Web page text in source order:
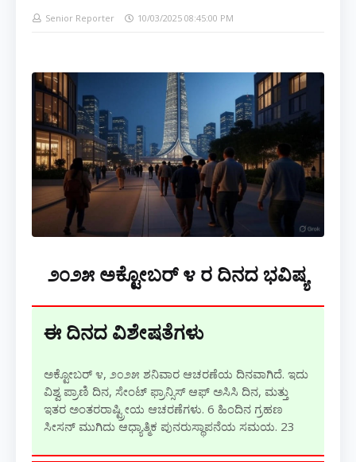
Senior Reporter 10/03/2025 08:45:00 PM
೨೦೨೫ ಅಕ್ಟೋಬರ್ ೪ ರ ದಿನದ ಭವಿಷ್ಯ
ಈ ದಿನದ ವಿಶೇಷತೆಗಳು
ಅಕ್ಟೋಬರ್ ೪, ೨೦೨೫ ಶನಿವಾರ ಆಚರಣೆಯ ದಿನವಾಗಿದೆ. ಇದು
ವಿಶ್ವ ಪ್ರಾಣಿ ದಿನ, ಸೇಂಟ್ ಫ್ರಾನ್ಸಿಸ್ ಆಫ್ ಅಸಿಸಿ ದಿನ, ಮತ್ತು
ಇತರ ಅಂತರರಾಷ್ಟ್ರೀಯ ಆಚರಣೆಗಳು. 6 ಹಿಂದಿನ ಗ್ರಹಣ
ಸೀಸನ್ ಮುಗಿದು ಆಧ್ಯಾತ್ಮಿಕ ಪುನರುಸ್ಥಾಪನೆಯ ಸಮಯ. 23